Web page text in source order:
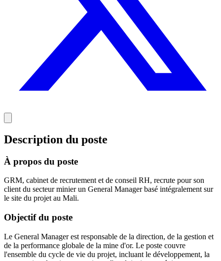
Description du poste
À propos du poste
GRM, cabinet de recrutement et de conseil RH, recrute pour son
client du secteur minier un General Manager basé intégralement sur
le site du projet au Mali.
Objectif du poste
Le General Manager est responsable de la direction, de la gestion et
de la performance globale de la mine d'or. Le poste couvre
l'ensemble du cycle de vie du projet, incluant le développement, la